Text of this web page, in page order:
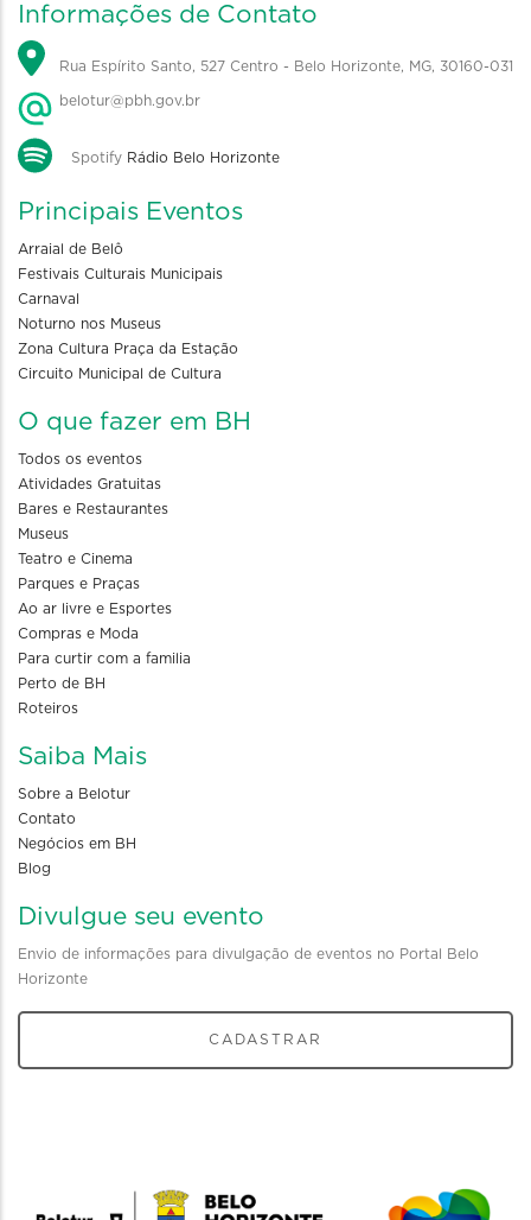
Informações de Contato
Rua Espírito Santo, 527 Centro - Belo Horizonte, MG, 30160-031
belotur@pbh.gov.br
Spotify Rádio Belo Horizonte
Principais Eventos
Arraial de Belô
Festivais Culturais Municipais
Carnaval
Noturno nos Museus
Zona Cultura Praça da Estação
Circuito Municipal de Cultura
O que fazer em BH
Todos os eventos
Atividades Gratuitas
Bares e Restaurantes
Museus
Teatro e Cinema
Parques e Praças
Ao ar livre e Esportes
Compras e Moda
Para curtir com a familia
Perto de BH
Roteiros
Saiba Mais
Sobre a Belotur
Contato
Negócios em BH
Blog
Divulgue seu evento
Envio de informações para divulgação de eventos no Portal Belo
Horizonte
CADASTRAR